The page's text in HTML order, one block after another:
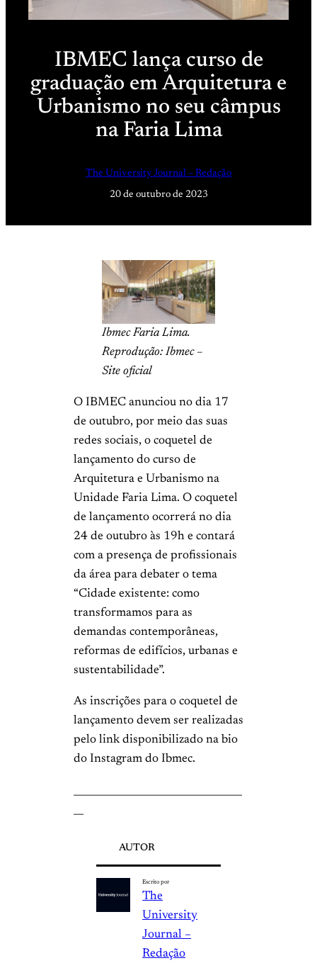
IBMEC lança curso de
graduação em Arquitetura e
Urbanismo no seu câmpus
na Faria Lima
The University Journal – Redação
20 de outubro de 2023
Ibmec Faria Lima.
Reprodução: Ibmec –
Site oficial
O IBMEC anunciou no dia 17
de outubro, por meio das suas
redes sociais, o coquetel de
lançamento do curso de
Arquitetura e Urbanismo na
Unidade Faria Lima. O coquetel
de lançamento ocorrerá no dia
24 de outubro às 19h e contará
com a presença de profissionais
da área para debater o tema
“Cidade existente: como
transformamos para as
demandas contemporâneas,
reformas de edifícios, urbanas e
sustentabilidade”.
As inscrições para o coquetel de
lançamento devem ser realizadas
pelo link disponibilizado na bio
do Instagram do Ibmec.
AUTOR
Escrito por
The
University
Journal –
Redação